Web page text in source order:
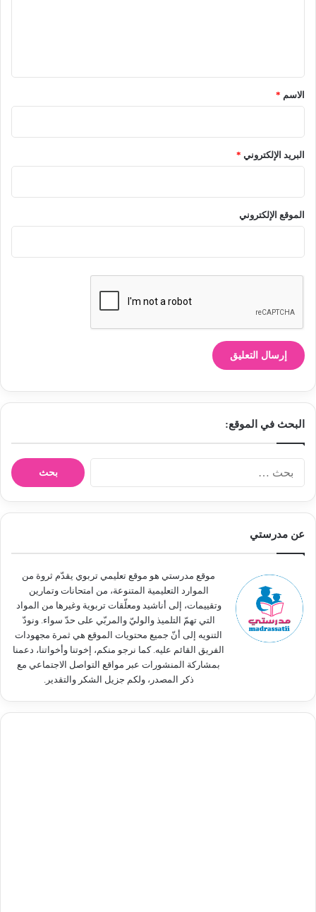
*الاسم *
البريد الإلكتروني *
الموقع الإلكتروني
البحث في الموقع:
ن
عن مدرستي
موقع مدرستي هو موقع تعليمي تربوي يقدّم ثروة من
الموارد التعليمية المتنوعة، من امتحانات وتمارين
وتقييمات، إلى أناشيد ومعلّقات تربوية وغيرها من المواد
التي تهمّ التلميذ والوليّ والمربّي على حدّ سواء. ونودّ
التنويه إلى أنّ جميع محتويات الموقع هي ثمرة مجهودات
الفريق القائم عليه. كما نرجو منكم، إخوتنا وأخواتنا، دعمنا
بمشاركة المنشورات عبر مواقع التواصل الاجتماعي مع
ذكر المصدر، ولكم جزيل الشكر والتقدير.